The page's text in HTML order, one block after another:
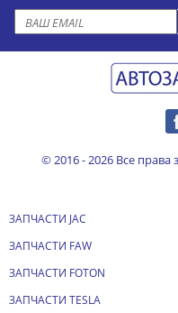
© 2016 - 2026 Все
ЗАПЧАСТИ JAC
ЗАПЧАСТИ FAW
ЗАПЧАСТИ FOTON
ЗАПЧАСТИ TESLA